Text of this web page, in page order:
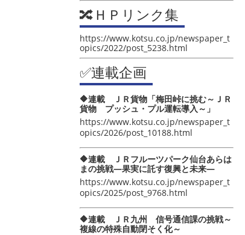
🔀ＨＰリンク集
https://www.kotsu.co.jp/newspaper_t
opics/2022/post_5238.html
✅連載企画
🔶連載 ＪＲ貨物「梅田峠に挑む～ＪＲ
貨物 プッシュ・プル運転導入～」
https://www.kotsu.co.jp/newspaper_t
opics/2026/post_10188.html
🔶連載 ＪＲフルーツパーク仙台あらは
まの挑戦―果実に託す復興と未来―
https://www.kotsu.co.jp/newspaper_t
opics/2025/post_9768.html
🔶連載 ＪＲ九州 信号通信課の挑戦～
複線の特殊自動閉そく化～